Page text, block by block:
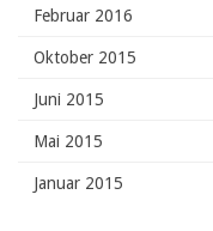
Februar 2016
Oktober 2015
Juni 2015
Mai 2015
Januar 2015